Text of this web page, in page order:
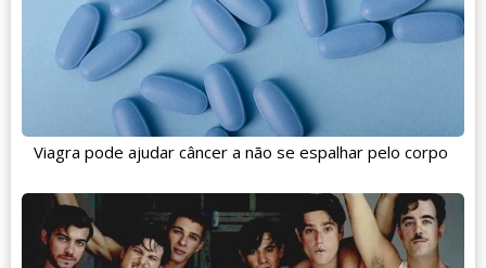
Viagra pode ajudar câncer a não se espalhar pelo corpo